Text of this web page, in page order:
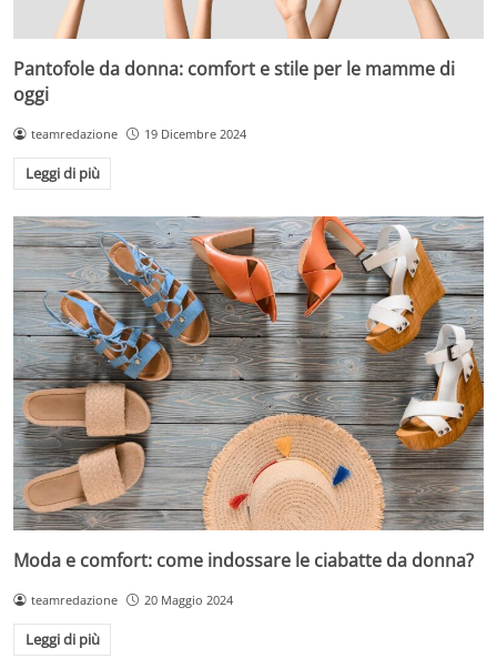
Pantofole da donna: comfort e stile per le mamme di
oggi
teamredazione 19 Dicembre 2024
Leggi di più
Moda e comfort: come indossare le ciabatte da donna?
teamredazione 20 Maggio 2024
Leggi di più